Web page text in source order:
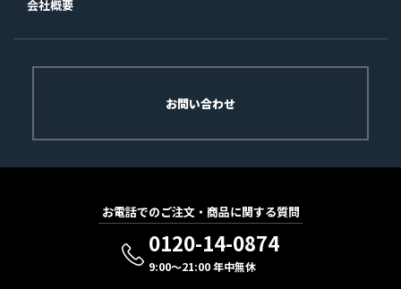
会社概要
お問い合わせ
お電話でのご注文・商品に関する質問
0120-14-0874
9:00～21:00 年中無休